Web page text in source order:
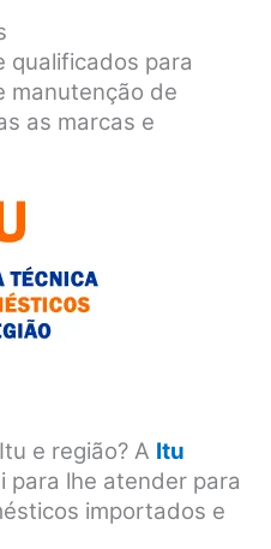
qualificados para
manutenção de
as marcas e
e região? A Itu
para lhe atender para
importados e